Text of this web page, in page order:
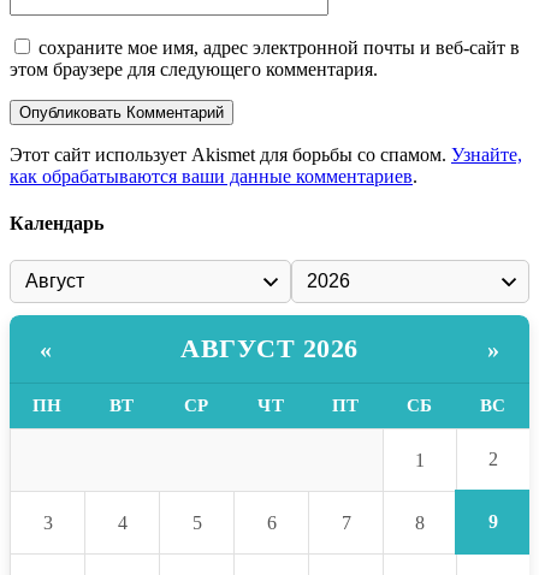
сохраните мое имя, адрес электронной почты и веб-сайт в
этом браузере для следующего комментария.
Этот сайт использует Akismet для борьбы со спамом. Узнайте,
как обрабатываются ваши данные комментариев.
Календарь
« АВГУСТ 2026 »
ПН ВТ СР ЧТ ПТ СБ ВС
1 2
3 4 5 6 7 8 9